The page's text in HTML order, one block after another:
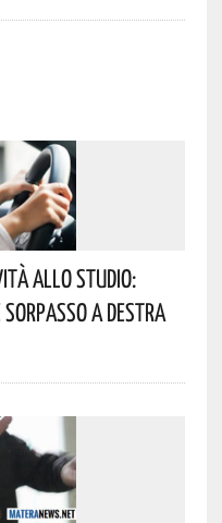
Allo Studio:
A Destra